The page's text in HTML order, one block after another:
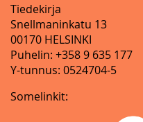
Tiedekirja
Snellmaninkatu 13
00170 HELSINKI
Puhelin: +358 9 635 177
Y-tunnus: 0524704-5
Somelinkit: